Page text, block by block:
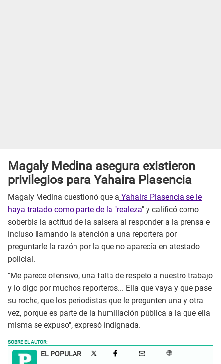
Magaly Medina asegura existieron
privilegios para Yahaira Plasencia
Magaly Medina cuestionó que a Yahaira Plasencia se le
haya tratado como parte de la "realeza" y calificó como
soberbia la actitud de la salsera al responder a la prensa e
incluso llamando la atención a una reportera por
preguntarle la razón por la que no aparecía en atestado
policial.
"Me parece ofensivo, una falta de respeto a nuestro trabajo
y lo digo por muchos reporteros... Ella que vaya y que pase
su roche, que los periodistas que le pregunten una y otra
vez, porque es parte de la humillación pública a la que ella
misma se expuso", expresó indignada.
SOBRE EL AUTOR:
EL POPULAR